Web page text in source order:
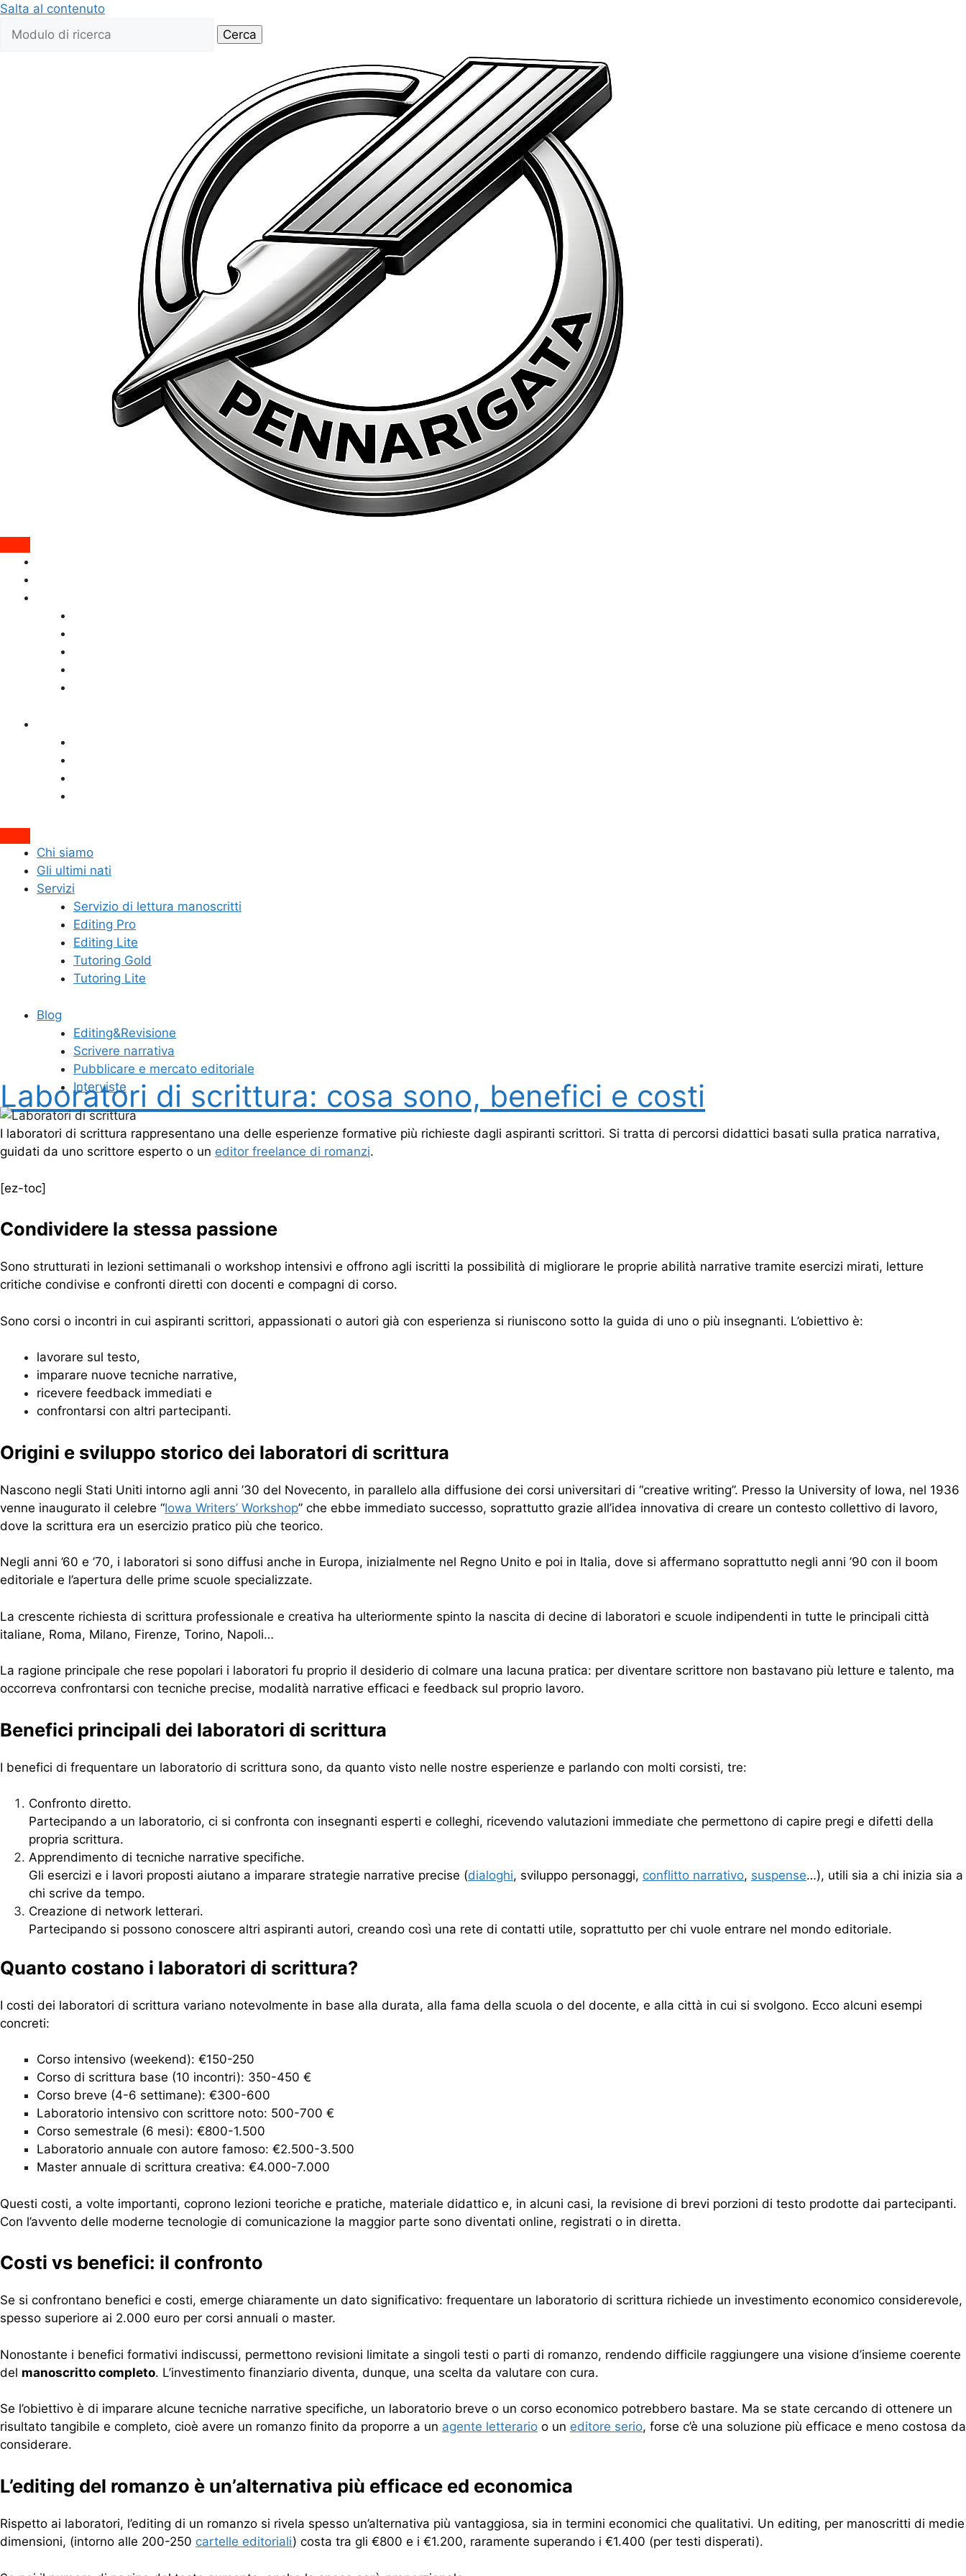
Salta al contenuto
Cerca:
Attiva/disattiva
campo
Chi siamo
Gli ultimi nati
Servizi
Servizio di lettura manoscritti
Editing Pro
Editing Lite
Tutoring Gold
Tutoring Lite
Blog
Editing&Revisione
Scrivere narrativa
Pubblicare e mercato editoriale
Interviste
Laboratori di scrittura: cosa sono, benefici e costi
I laboratori di scrittura rappresentano una delle esperienze formative più richieste dagli aspiranti scrittori. Si tratta di percorsi didattici basati sulla pratica narrativa,
guidati da uno scrittore esperto o un editor freelance di romanzi.
[ez-toc]
Condividere la stessa passione
Sono strutturati in lezioni settimanali o workshop intensivi e offrono agli iscritti la possibilità di migliorare le proprie abilità narrative tramite esercizi mirati, letture
critiche condivise e confronti diretti con docenti e compagni di corso.
Sono corsi o incontri in cui aspiranti scrittori, appassionati o autori già con esperienza si riuniscono sotto la guida di uno o più insegnanti. L’obiettivo è:
lavorare sul testo,
imparare nuove tecniche narrative,
ricevere feedback immediati e
confrontarsi con altri partecipanti.
Origini e sviluppo storico dei laboratori di scrittura
Nascono negli Stati Uniti intorno agli anni ’30 del Novecento, in parallelo alla diffusione dei corsi universitari di “creative writing”. Presso la University of Iowa, nel 1936
venne inaugurato il celebre “Iowa Writers’ Workshop” che ebbe immediato successo, soprattutto grazie all’idea innovativa di creare un contesto collettivo di lavoro,
dove la scrittura era un esercizio pratico più che teorico.
Negli anni ’60 e ’70, i laboratori si sono diffusi anche in Europa, inizialmente nel Regno Unito e poi in Italia, dove si affermano soprattutto negli anni ’90 con il boom
editoriale e l’apertura delle prime scuole specializzate.
La crescente richiesta di scrittura professionale e creativa ha ulteriormente spinto la nascita di decine di laboratori e scuole indipendenti in tutte le principali città
italiane, Roma, Milano, Firenze, Torino, Napoli…
La ragione principale che rese popolari i laboratori fu proprio il desiderio di colmare una lacuna pratica: per diventare scrittore non bastavano più letture e talento, ma
occorreva confrontarsi con tecniche precise, modalità narrative efficaci e feedback sul proprio lavoro.
Benefici principali dei laboratori di scrittura
I benefici di frequentare un laboratorio di scrittura sono, da quanto visto nelle nostre esperienze e parlando con molti corsisti, tre:
Confronto diretto.
Partecipando a un laboratorio, ci si confronta con insegnanti esperti e colleghi, ricevendo valutazioni immediate che permettono di capire pregi e difetti della
propria scrittura.
Apprendimento di tecniche narrative specifiche.
Gli esercizi e i lavori proposti aiutano a imparare strategie narrative precise (dialoghi, sviluppo personaggi, conflitto narrativo, suspense…), utili sia a chi inizia sia a
chi scrive da tempo.
Creazione di network letterari.
Partecipando si possono conoscere altri aspiranti autori, creando così una rete di contatti utile, soprattutto per chi vuole entrare nel mondo editoriale.
Quanto costano i laboratori di scrittura?
I costi dei laboratori di scrittura variano notevolmente in base alla durata, alla fama della scuola o del docente, e alla città in cui si svolgono. Ecco alcuni esempi
concreti:
Corso intensivo (weekend): €150-250
Corso di scrittura base (10 incontri): 350-450 €
Corso breve (4-6 settimane): €300-600
Laboratorio intensivo con scrittore noto: 500-700 €
Corso semestrale (6 mesi): €800-1.500
Laboratorio annuale con autore famoso: €2.500-3.500
Master annuale di scrittura creativa: €4.000-7.000
Questi costi, a volte importanti, coprono lezioni teoriche e pratiche, materiale didattico e, in alcuni casi, la revisione di brevi porzioni di testo prodotte dai partecipanti.
Con l’avvento delle moderne tecnologie di comunicazione la maggior parte sono diventati online, registrati o in diretta.
Costi vs benefici: il confronto
Se si confrontano benefici e costi, emerge chiaramente un dato significativo: frequentare un laboratorio di scrittura richiede un investimento economico considerevole,
spesso superiore ai 2.000 euro per corsi annuali o master.
Nonostante i benefici formativi indiscussi, permettono revisioni limitate a singoli testi o parti di romanzo, rendendo difficile raggiungere una visione d’insieme coerente
del manoscritto completo. L’investimento finanziario diventa, dunque, una scelta da valutare con cura.
Se l’obiettivo è di imparare alcune tecniche narrative specifiche, un laboratorio breve o un corso economico potrebbero bastare. Ma se state cercando di ottenere un
risultato tangibile e completo, cioè avere un romanzo finito da proporre a un agente letterario o un editore serio, forse c’è una soluzione più efficace e meno costosa da
considerare.
L’editing del romanzo è un’alternativa più efficace ed economica
Rispetto ai laboratori, l’editing di un romanzo si rivela spesso un’alternativa più vantaggiosa, sia in termini economici che qualitativi. Un editing, per manoscritti di medie
dimensioni, (intorno alle 200-250 cartelle editoriali) costa tra gli €800 e i €1.200, raramente superando i €1.400 (per testi disperati).